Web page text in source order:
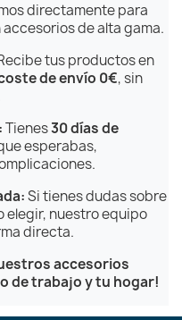
directamente para
de alta gama.
tus productos en
de envío 0€, sin
Tienes30 días de
esperabas,
Si tienes dudas sobre
elegir, nuestro equipo
directa.
accesorios
de trabajo y tu hogar!